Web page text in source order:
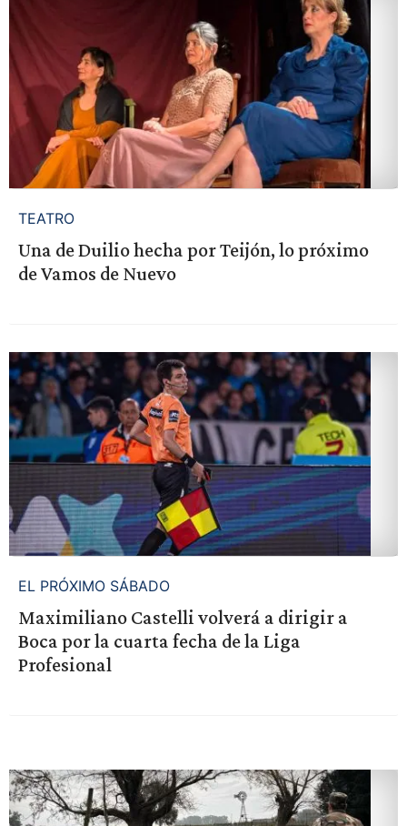
TEATRO
Una de Duilio hecha por Teijón, lo próximo
de Vamos de Nuevo
EL PRÓXIMO SÁBADO
Maximiliano Castelli volverá a dirigir a
Boca por la cuarta fecha de la Liga
Profesional